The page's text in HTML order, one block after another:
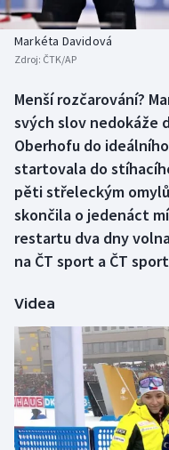
Biatlon
Boby a skeleton
Box
Curling
Dostihy
Florbal
Futsal
Golf
Gymnastika
Házená
Jezdectví
Aplikace ČT sport
AZ kvíz
Markéta Davidová
Zdroj: ČTK/AP
Menší rozčarování?
svých slov nedokáže
Oberhofu do
startovala do
pěti střeleckým
skončila o jedenáct
restartu dva dny
na ČT sport a ČT
Videa